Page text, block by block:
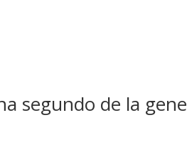
segundo de la